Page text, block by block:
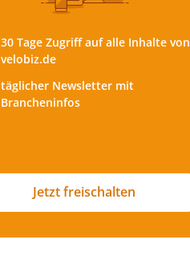
30 Tage Zugriff auf alle Inhalte von
velobiz.de
täglicher Newsletter mit
Brancheninfos
Jetzt freischalten